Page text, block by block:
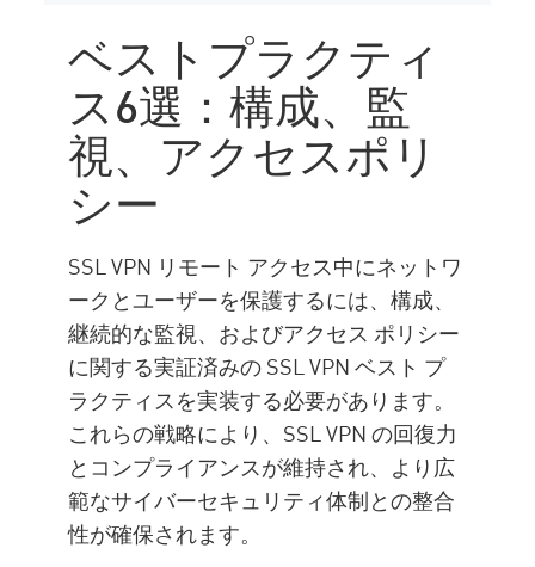
ベストプラクティ
ス6選：構成、監
視、アクセスポリ
シー
SSL VPN リモート アクセス中にネットワ
ークとユーザーを保護するには、構成、
継続的な監視、およびアクセス ポリシー
に関する実証済みの SSL VPN ベスト プ
ラクティスを実装する必要があります。
これらの戦略により、SSL VPN の回復力
とコンプライアンスが維持され、より広
範なサイバーセキュリティ体制との整合
性が確保されます。